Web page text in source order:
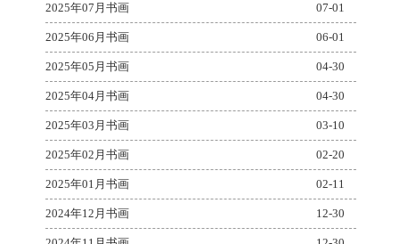
2025年07月书画 07-01
2025年06月书画 06-01
2025年05月书画 04-30
2025年04月书画 04-30
2025年03月书画 03-10
2025年02月书画 02-20
2025年01月书画 02-11
2024年12月书画 12-30